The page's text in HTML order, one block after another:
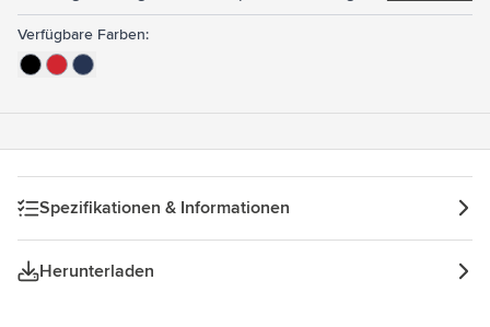
Aufdruck ist spülmaschinengeprüft und nach EN 12875-2
zertifiziert.
Verfügbare Farben:
Spezifikationen & Informationen
Herunterladen